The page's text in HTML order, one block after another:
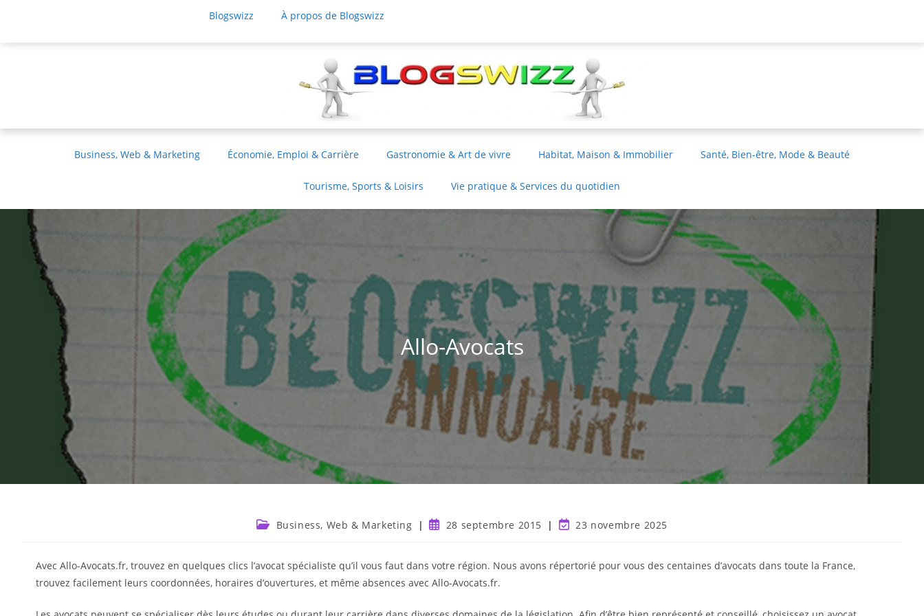
Blogswizz À propos de Blogswizz
Business, Web & Marketing Économie, Emploi & Carrière Gastronomie & Art de vivre Habitat, Maison & Immobilier Santé, Bien-être, Mode & Beauté
Tourisme, Sports & Loisirs Vie pratique & Services du quotidien
Allo-Avocats
Business, Web & Marketing 28 septembre 2015 23 novembre 2025
Avec Allo-Avocats.fr, trouvez en quelques clics l’avocat spécialiste qu’il vous faut dans votre région. Nous avons répertorié pour vous des centaines d’avocats dans toute la France,
trouvez facilement leurs coordonnées, horaires d’ouvertures, et même absences avec Allo-Avocats.fr.